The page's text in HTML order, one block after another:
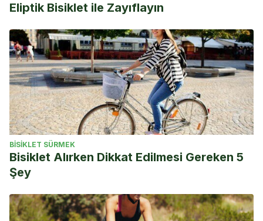
Eliptik Bisiklet ile Zayıflayın
BISIKLET SÜRMEK
Bisiklet Alırken Dikkat Edilmesi Gereken 5
Şey